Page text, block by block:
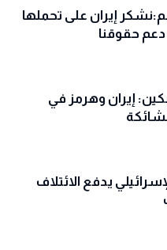
إيران على تحملها
دعم حقوقنا
إيران وهرمز في
يدفع الائتلاف